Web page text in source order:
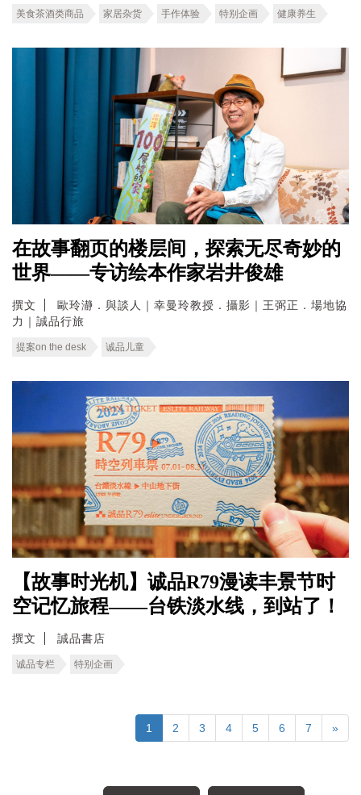
美食茶酒类商品 家居杂货 手作体验 特别企画 健康养生
在故事翻页的楼层间，探索无尽奇妙的
世界——专访绘本作家岩井俊雄
撰文
歐玲瀞．與談人｜幸曼玲教授．攝影｜王弼正．場地協
力｜誠品行旅
提案on the desk 诚品儿童
【故事时光机】诚品R79漫读丰景节时
空记忆旅程――台铁淡水线，到站了！
撰文 誠品書店
诚品专栏 特别企画
1 2 3 4 5 6 7 »